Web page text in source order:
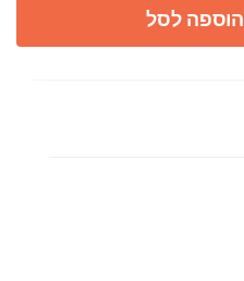
הוספה לסל